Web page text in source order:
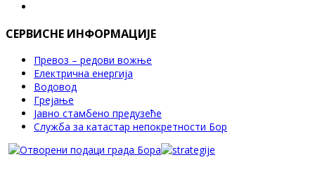
СЕРВИСНЕ ИНФОРМАЦИЈЕ
Превоз – редови вожње
Електрична енергија
Водовод
Грејање
Јавно стамбено предузеће
Служба за катастар непокретности Бор